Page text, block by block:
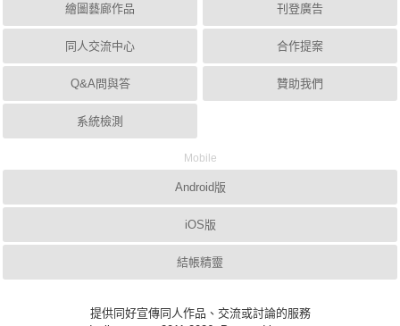
繪圖藝廊作品
同人交流中心
Q&A問與答
系統檢測
刊登廣告
合作提案
贊助我們
Mobile
Android版
iOS版
結帳精靈
提供同好宣傳同人作品、交流或討論的服務